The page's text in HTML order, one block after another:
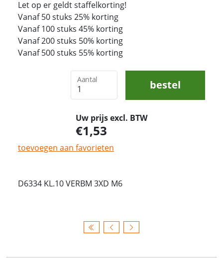
Let op er geldt staffelkorting!
Vanaf 50 stuks 25% korting
Vanaf 100 stuks 45% korting
Vanaf 200 stuks 50% korting
Vanaf 500 stuks 55% korting
Aantal bestel
Uw prijs excl. BTW
1,53
toevoegen aan favorieten
D6334 KL.10 VERBM 3XD M6